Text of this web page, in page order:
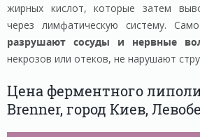
жирных кислот, которые затем
через лимфатическую систему.
разрушают сосуды и нервные
некрозов или отеков, не нарушают
Цена ферментного
Brenner, город Киев,